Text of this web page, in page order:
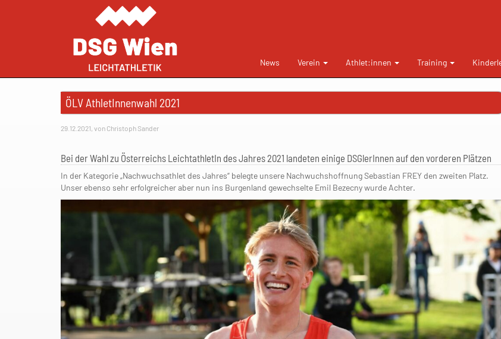
News Verein Athlet:innen Training
ÖLV AthletInnenwahl 2021
29.12.2021, von Christoph Sander
Bei der Wahl zu Österreichs LeichtathletIn des Jahres 2021 landeten einige DSGlerInnen auf den vorderen Plätzen
In der Kategorie „Nachwuchsathlet des Jahres“ belegte unsere Nachwuchshoffnung Sebastian FREY den zweiten Platz.
Unser ebenso sehr erfolgreicher aber nun ins Burgenland gewechselte Emil Bezecny wurde Achter.